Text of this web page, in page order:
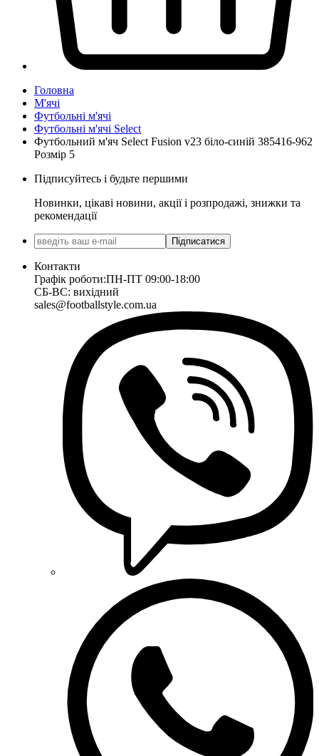
Головна
М'ячі
Футбольні м'ячі
Футбольні м'ячі Select
Футбольний м'яч Select Fusion v23 біло-синій 385416-962
Розмір 5
Підписуйтесь і будьте першими
Новинки, цікаві новини, акції і розпродажі, знижки та
рекомендації
Підписатися
Контакти
Графік роботи:ПН-ПТ 09:00-18:00
СБ-ВС: вихідний
sales@footballstyle.com.ua